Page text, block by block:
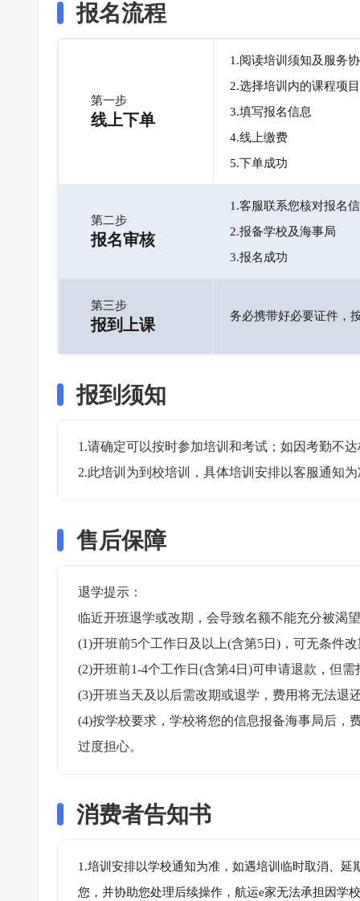
报名流程
第一步
线上下单
1.阅读培训须知及服务
2.选择培训内的课程项目
3.填写报名信息
4.线上缴费
5.下单成功
第二步
报名审核
1.客服联系您核对报名
2.报备学校及海事局
3.报名成功
第三步
报到上课 务必携带好必要证件，
报到须知
1.请确定可以按时参加培训和考试；如因考勤不
2.此培训为到校培训，具体培训安排以客服通知
售后保障
退学提示：
临近开班退学或改期，会导致名额不能充分被渴
(1)开班前5个工作日及以上(含第5日)，可无条件
(2)开班前1-4个工作日(含第4日)可申请退款，但
(3)开班当天及以后需改期或退学，费用将无法退
(4)按学校要求，学校将您的信息报备海事局后，
过度担心。
消费者告知书
1.培训安排以学校通知为准，如遇培训临时取消、
您，并协助您处理后续操作，航运e家无法承担因学